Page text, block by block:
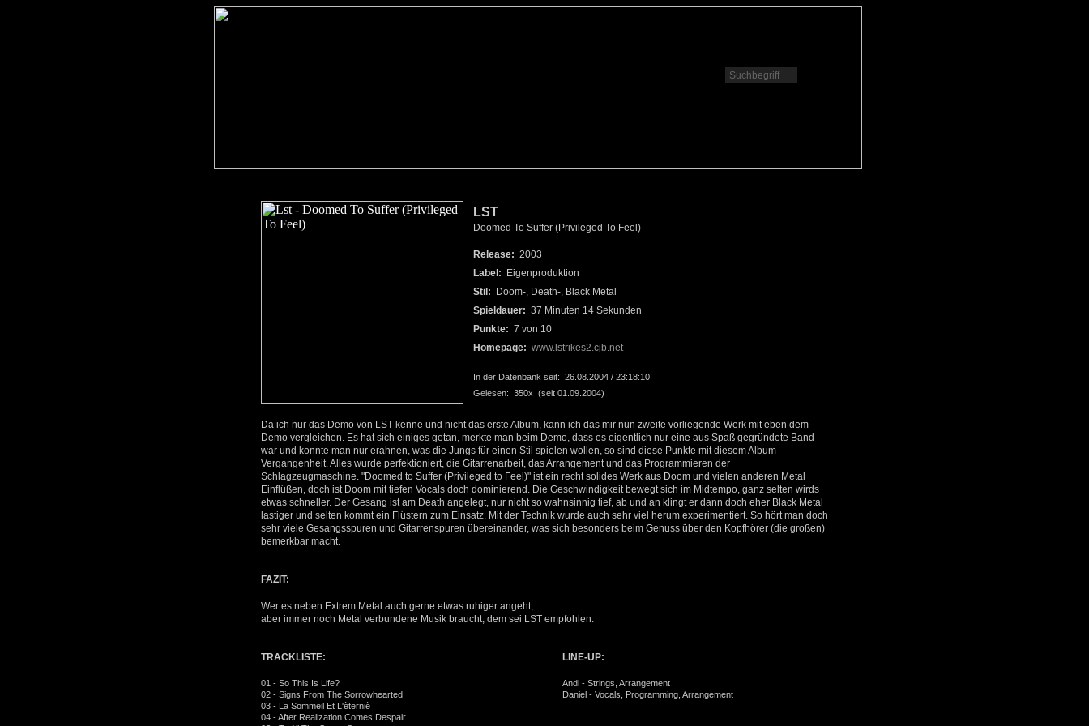
LST
Doomed To Suffer (Privileged To Feel)
Release: 2003
Label: Eigenproduktion
Stil: Doom-, Death-, Black Metal
Spieldauer: 37 Minuten 14 Sekunden
Punkte: 7 von 10
Homepage: www.lstrikes2.cjb.net
In der Datenbank seit: 26.08.2004 / 23:18:10
Gelesen: 350x (seit 01.09.2004)
Da ich nur das Demo von LST kenne und nicht das erste Album, kann ich das mir nun zweite vorliegende Werk mit eben dem
Demo vergleichen. Es hat sich einiges getan, merkte man beim Demo, dass es eigentlich nur eine aus Spaß gegründete Band
war und konnte man nur erahnen, was die Jungs für einen Stil spielen wollen, so sind diese Punkte mit diesem Album
Vergangenheit. Alles wurde perfektioniert, die Gitarrenarbeit, das Arrangement und das Programmieren der
Schlagzeugmaschine. "Doomed to Suffer (Privileged to Feel)" ist ein recht solides Werk aus Doom und vielen anderen Metal
Einflüßen, doch ist Doom mit tiefen Vocals doch dominierend. Die Geschwindigkeit bewegt sich im Midtempo, ganz selten wirds
etwas schneller. Der Gesang ist am Death angelegt, nur nicht so wahnsinnig tief, ab und an klingt er dann doch eher Black Metal
lastiger und selten kommt ein Flüstern zum Einsatz. Mit der Technik wurde auch sehr viel herum experimentiert. So hört man doch
sehr viele Gesangsspuren und Gitarrenspuren übereinander, was sich besonders beim Genuss über den Kopfhörer (die großen)
bemerkbar macht.
FAZIT:
Wer es neben Extrem Metal auch gerne etwas ruhiger angeht,
aber immer noch Metal verbundene Musik braucht, dem sei LST empfohlen.
TRACKLISTE:
01 - So This Is Life?
02 - Signs From The Sorrowhearted
03 - La Sommeil Et L'èterniè
04 - After Realization Comes Despair
LINE-UP:
Andi - Strings, Arrangement
Daniel - Vocals, Programming, Arrangement